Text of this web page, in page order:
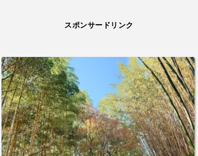
スポンサードリンク